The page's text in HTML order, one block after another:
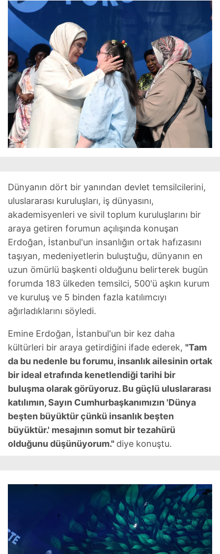
Dünyanın dört bir yanından devlet temsilcilerini,
uluslararası kuruluşları, iş dünyasını,
akademisyenleri ve sivil toplum kuruluşlarını bir
araya getiren forumun açılışında konuşan
Erdoğan, İstanbul'un insanlığın ortak hafızasını
taşıyan, medeniyetlerin buluştuğu, dünyanın en
uzun ömürlü başkenti olduğunu belirterek bugün
forumda 183 ülkeden temsilci, 500'ü aşkın kurum
ve kuruluş ve 5 binden fazla katılımcıyı
ağırladıklarını söyledi.
Emine Erdoğan, İstanbul'un bir kez daha
kültürleri bir araya getirdiğini ifade ederek, "Tam
da bu nedenle bu forumu, insanlık ailesinin ortak
bir ideal etrafında kenetlendiği tarihi bir
buluşma olarak görüyoruz. Bu güçlü uluslararası
katılımın, Sayın Cumhurbaşkanımızın 'Dünya
beşten büyüktür çünkü insanlık beşten
büyüktür.' mesajının somut bir tezahürü
olduğunu düşünüyorum." diye konuştu.